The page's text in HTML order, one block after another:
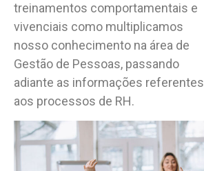
treinamentos comportamentais e
vivenciais como multiplicamos
nosso conhecimento na área de
Gestão de Pessoas, passando
adiante as informações referentes
aos processos de RH.